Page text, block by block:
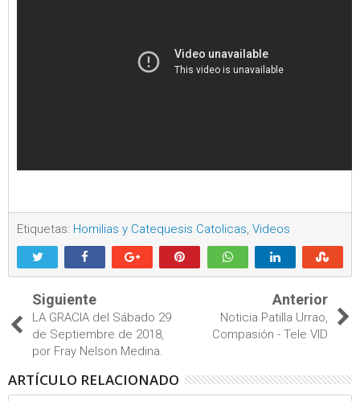
Etiquetas: Homilias y Catequesis Catolicas, Videos
Siguiente
LA GRACIA del Sábado 29
de Septiembre de 2018,
por Fray Nelson Medina.
Anterior
Noticia Patilla Urrao,
Compasión - Tele VID
ARTÍCULO RELACIONADO